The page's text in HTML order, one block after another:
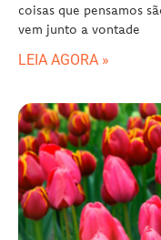
coisas que pensamos
vem junto a vontade
LEIA AGORA »